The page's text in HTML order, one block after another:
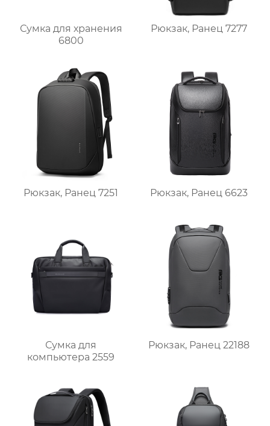
Сумка для хранения
6800
Рюкзак, Ранец 7277
Рюкзак, Ранец 7251 Рюкзак, Ранец 6623
Сумка для
компьютера 2559
Рюкзак, Ранец 22188